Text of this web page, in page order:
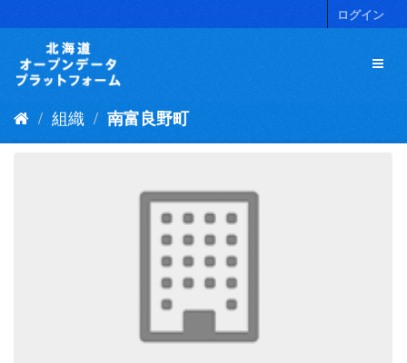
キ
ログイン
組織 南富良野町